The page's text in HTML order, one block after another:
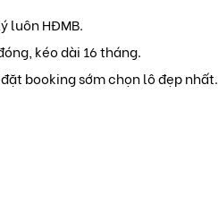
luôn HĐMB.
kéo dài 16 tháng.
booking sớm chọn lô đẹp nhất.